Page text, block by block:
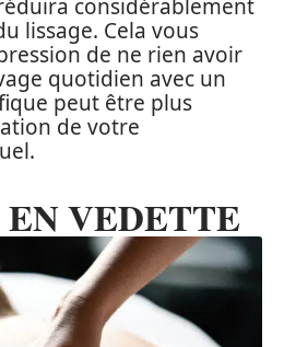
considérablement
lissage. Cela vous
de ne rien avoir
quotidien avec un
peut être plus
de votre
VEDETTE